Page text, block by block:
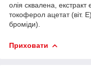
олія сквалена, екстракт
токоферол ацетат (віт.
броміди).
Приховати